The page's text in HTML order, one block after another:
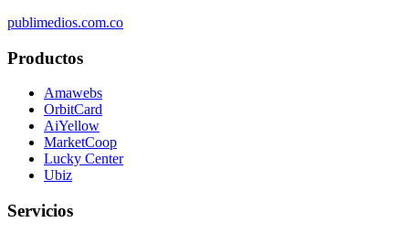
publimedios.com.co
Productos
Amawebs
OrbitCard
AiYellow
MarketCoop
Lucky Center
Ubiz
Servicios